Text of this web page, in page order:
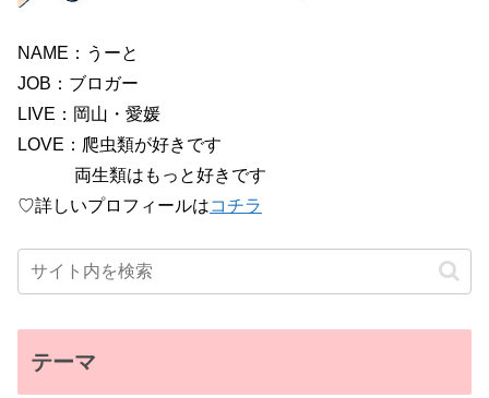
NAME：うーと
JOB：ブロガー
LIVE：岡山・愛媛
LOVE：爬虫類が好きです
両生類はもっと好きです
♡詳しいプロフィールはコチラ
テーマ